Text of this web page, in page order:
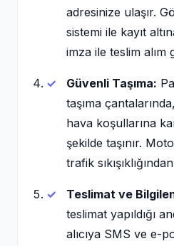
adresinize ulaşır.
sistemi ile kayıt
imza ile teslim alım
Güvenli Taşıma:
taşıma
hava koşullarına
şekilde taşınır.
trafik
Teslimat ve
teslimat yapıldığı
alıcıya SMS ve e-